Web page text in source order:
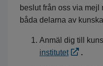
beslut från oss via
båda delarna av
Anmäl dig till
institutet
.